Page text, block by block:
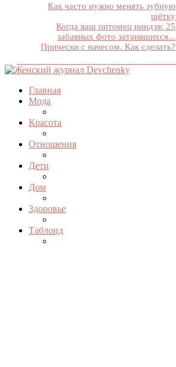
Как часто нужно менять зубную
щётку
Когда ваш питомец ниндзя: 25
забавных фото затаившихся...
Прически с начесом. Как сделать?
Главная
Мода
Красота
Отношения
Дети
Дом
Здоровье
Таблоид